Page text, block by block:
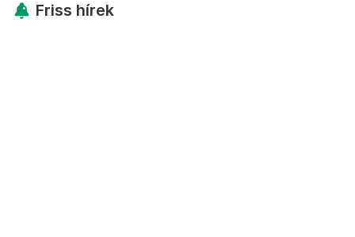
Friss hírek